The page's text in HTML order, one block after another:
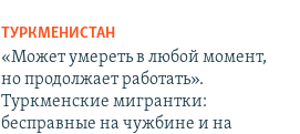
ТУРКМЕНИСТАН
«Может умереть в любой момент,
но продолжает работать».
Туркменские мигрантки:
бесправные на чужбине и на